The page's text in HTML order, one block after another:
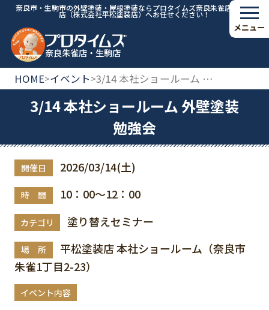
奈良市・生駒市の外壁塗装・屋根塗装ならプロタイムズ奈良朱雀店・生駒
店（株式会社平松塗装店）へお任せください！
奈良朱雀店・生駒店
メニュー
HOME>イベント> 3/14 本社ショールーム 外壁塗装勉強会
3/14 本社ショールーム 外壁塗装
勉強会
開催日 2026/03/14(土)
時 間 10：00～12：00
カテゴリ 塗り替えセミナー
場 所
平松塗装店 本社ショールーム（奈良市
朱雀1丁目2-23）
イベント内容